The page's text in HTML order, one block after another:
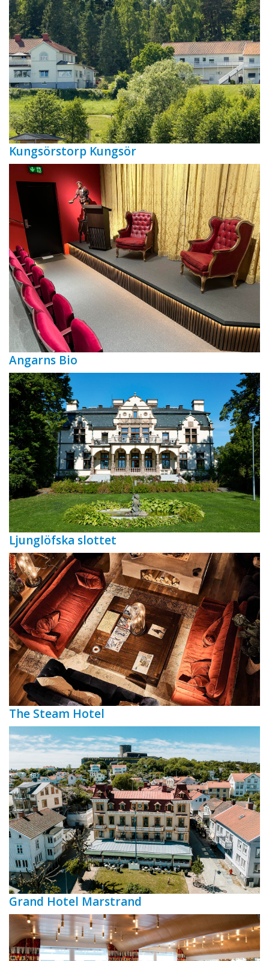
Kungsörstorp Kungsör
Angarns Bio
Ljunglöfska slottet
The Steam Hotel
Grand Hotel Marstrand